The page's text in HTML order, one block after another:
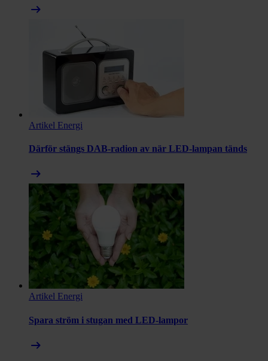
arrow_right_alt
Artikel Energi
Därför stängs DAB-radion av när LED-lampan tänds
arrow_right_alt
Artikel Energi
Spara ström i stugan med LED-lampor
arrow_right_alt